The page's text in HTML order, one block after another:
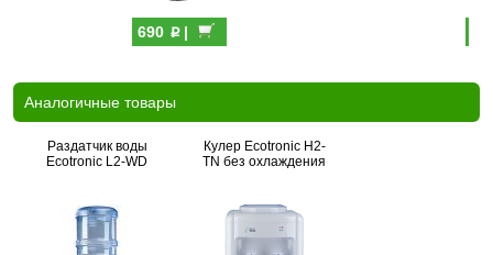
690 p|
Аналогичные товары
Раздатчик воды
Ecotronic L2-WD
Кулер Ecotronic H2-
TN без охлаждения